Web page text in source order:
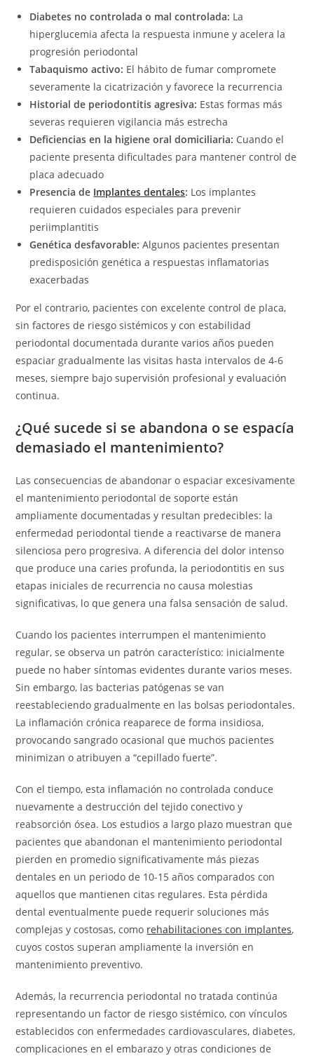
Diabetes no controlada o mal controlada: La
hiperglucemia afecta la respuesta inmune y acelera la
progresión periodontal
Tabaquismo activo: El hábito de fumar compromete
severamente la cicatrización y favorece la recurrencia
Historial de periodontitis agresiva: Estas formas más
severas requieren vigilancia más estrecha
Deficiencias en la higiene oral domiciliaria: Cuando el
paciente presenta dificultades para mantener control de
placa adecuado
Presencia de Implantes dentales: Los implantes
requieren cuidados especiales para prevenir
periimplantitis
Genética desfavorable: Algunos pacientes presentan
predisposición genética a respuestas inflamatorias
exacerbadas
Por el contrario, pacientes con excelente control de placa,
sin factores de riesgo sistémicos y con estabilidad
periodontal documentada durante varios años pueden
espaciar gradualmente las visitas hasta intervalos de 4-6
meses, siempre bajo supervisión profesional y evaluación
continua.
¿Qué sucede si se abandona o se espacía
demasiado el mantenimiento?
Las consecuencias de abandonar o espaciar excesivamente
el mantenimiento periodontal de soporte están
ampliamente documentadas y resultan predecibles: la
enfermedad periodontal tiende a reactivarse de manera
silenciosa pero progresiva. A diferencia del dolor intenso
que produce una caries profunda, la periodontitis en sus
etapas iniciales de recurrencia no causa molestias
significativas, lo que genera una falsa sensación de salud.
Cuando los pacientes interrumpen el mantenimiento
regular, se observa un patrón característico: inicialmente
puede no haber síntomas evidentes durante varios meses.
Sin embargo, las bacterias patógenas se van
reestableciendo gradualmente en las bolsas periodontales.
La inflamación crónica reaparece de forma insidiosa,
provocando sangrado ocasional que muchos pacientes
minimizan o atribuyen a “cepillado fuerte”.
Con el tiempo, esta inflamación no controlada conduce
nuevamente a destrucción del tejido conectivo y
reabsorción ósea. Los estudios a largo plazo muestran que
pacientes que abandonan el mantenimiento periodontal
pierden en promedio significativamente más piezas
dentales en un periodo de 10-15 años comparados con
aquellos que mantienen citas regulares. Esta pérdida
dental eventualmente puede requerir soluciones más
complejas y costosas, como rehabilitaciones con implantes,
cuyos costos superan ampliamente la inversión en
mantenimiento preventivo.
Además, la recurrencia periodontal no tratada continúa
representando un factor de riesgo sistémico, con vínculos
establecidos con enfermedades cardiovasculares, diabetes,
complicaciones en el embarazo y otras condiciones de